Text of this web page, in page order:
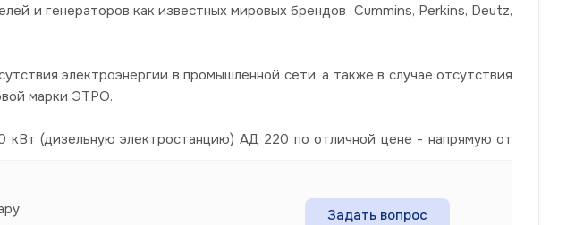
и генераторов как известных мировых брендов Cummins, Perkins, Deutz,
электроэнергии в промышленной сети, а также в случае отсутствия
марки ЭТРО.
кВт (дизельную электростанцию) АД 220 по отличной цене - напрямую от
Задать вопрос